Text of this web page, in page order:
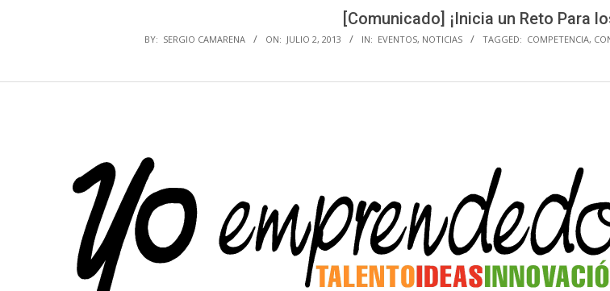
[Comunicado] ¡Inicia un Reto Para
BY: SERGIO CAMARENA ON: JULIO 2, 2013 IN: EVENTOS, NOTICIAS TAGGED: COMPETENCIA,